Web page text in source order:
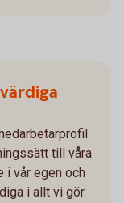
till våra
i vår egen och
i allt vi gör.